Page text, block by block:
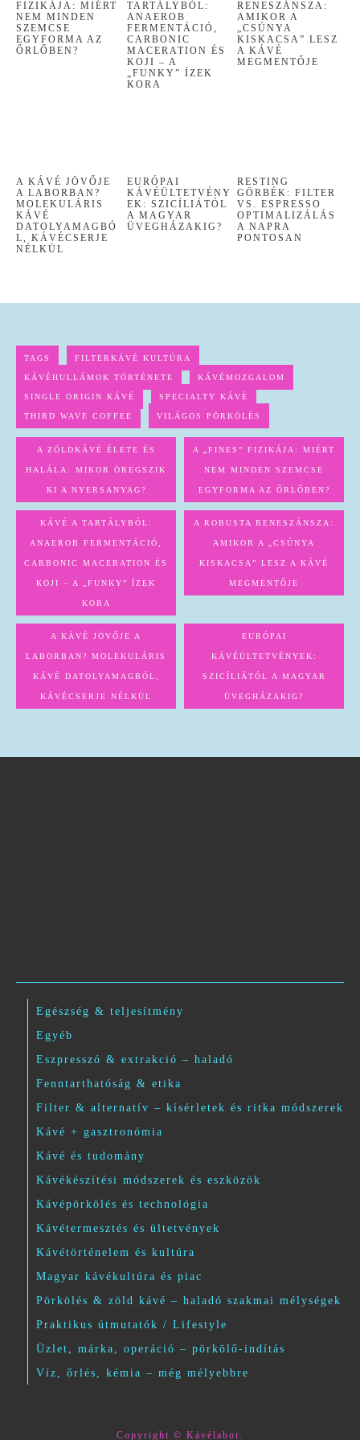
FIZIKÁJA: MIÉRT
NEM MINDEN
SZEMCSE
EGYFORMA AZ
ŐRLŐBEN?
TARTÁLYBÓL:
ANAEROB
FERMENTÁCIÓ,
CARBONIC
MACERATION ÉS
KOJI – A
„FUNKY” ÍZEK
KORA
RENESZÁNSZA:
AMIKOR A
„CSÚNYA
KISKACSA” LESZ
A KÁVÉ
MEGMENTŐJE
A KÁVÉ JÖVŐJE
A LABORBAN?
MOLEKULÁRIS
KÁVÉ
DATOLYAMAGBÓ
L, KÁVÉCSERJE
NÉLKÜL
EURÓPAI
KÁVÉÜLTETVÉNY
EK: SZICÍLIÁTÓL
A MAGYAR
ÜVEGHÁZAKIG?
RESTING
GÖRBÉK: FILTER
VS. ESPRESSO
OPTIMALIZÁLÁS
A NAPRA
PONTOSAN
TAGS FILTERKÁVÉ KULTÚRA
KÁVÉHULLÁMOK TÖRTÉNETE KÁVÉMOZGALOM
SINGLE ORIGIN KÁVÉ SPECIALTY KÁVÉ
THIRD WAVE COFFEE VILÁGOS PÖRKÖLÉS
A ZÖLDKÁVÉ ÉLETE ÉS
HALÁLA: MIKOR ÖREGSZIK
KI A NYERSANYAG?
A „FINES” FIZIKÁJA: MIÉRT
NEM MINDEN SZEMCSE
EGYFORMA AZ ŐRLŐBEN?
KÁVÉ A TARTÁLYBÓL:
ANAEROB FERMENTÁCIÓ,
CARBONIC MACERATION ÉS
KOJI – A „FUNKY” ÍZEK
KORA
A ROBUSTA RENESZÁNSZA:
AMIKOR A „CSÚNYA
KISKACSA” LESZ A KÁVÉ
MEGMENTŐJE
A KÁVÉ JÖVŐJE A
LABORBAN? MOLEKULÁRIS
KÁVÉ DATOLYAMAGBÓL,
KÁVÉCSERJE NÉLKÜL
EURÓPAI
KÁVÉÜLTETVÉNYEK:
SZICÍLIÁTÓL A MAGYAR
ÜVEGHÁZAKIG?
Egészség & teljesítmény
Egyéb
Eszpresszó & extrakció – haladó
Fenntarthatóság & etika
Filter & alternatív – kísérletek és ritka módszerek
Kávé + gasztronómia
Kávé és tudomány
Kávékészítési módszerek és eszközök
Kávépörkölés és technológia
Kávétermesztés és ültetvények
Kávétörténelem és kultúra
Magyar kávékultúra és piac
Pörkölés & zöld kávé – haladó szakmai mélységek
Praktikus útmutatók / Lifestyle
Üzlet, márka, operáció – pörkölő-indítás
Víz, őrlés, kémia – még mélyebbre
Copyright © Kávélabor.